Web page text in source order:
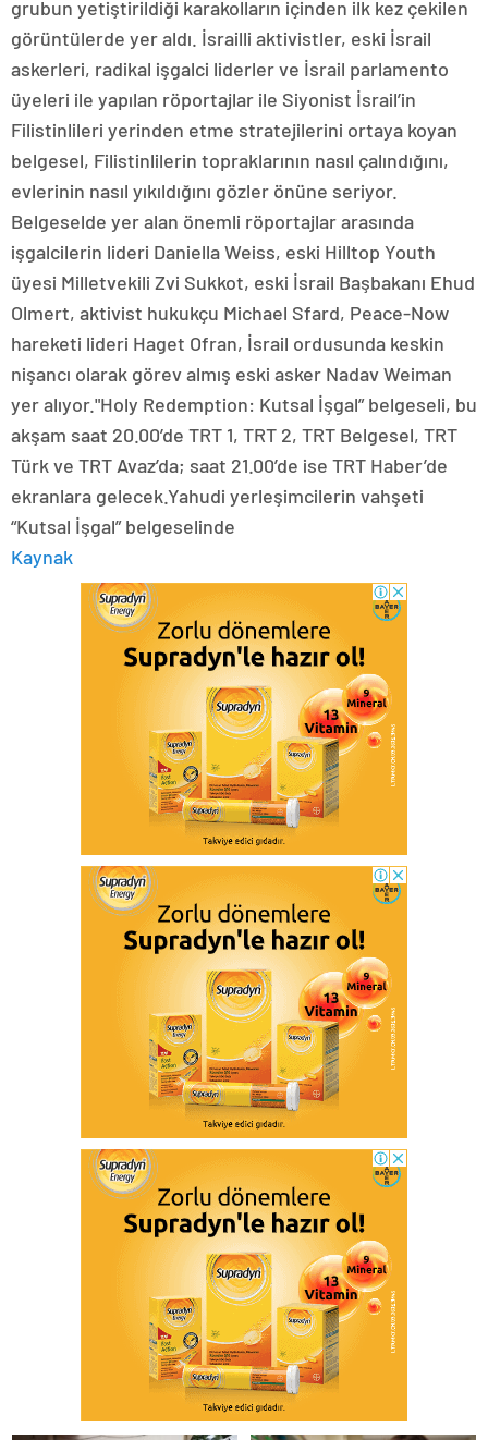
grubun yetiştirildiği karakolların içinden ilk kez çekilen
görüntülerde yer aldı. İsrailli aktivistler, eski İsrail
askerleri, radikal işgalci liderler ve İsrail parlamento
üyeleri ile yapılan röportajlar ile Siyonist İsrail’in
Filistinlileri yerinden etme stratejilerini ortaya koyan
belgesel, Filistinlilerin topraklarının nasıl çalındığını,
evlerinin nasıl yıkıldığını gözler önüne seriyor.
Belgeselde yer alan önemli röportajlar arasında
işgalcilerin lideri Daniella Weiss, eski Hilltop Youth
üyesi Milletvekili Zvi Sukkot, eski İsrail Başbakanı Ehud
Olmert, aktivist hukukçu Michael Sfard, Peace-Now
hareketi lideri Haget Ofran, İsrail ordusunda keskin
nişancı olarak görev almış eski asker Nadav Weiman
yer alıyor."Holy Redemption: Kutsal İşgal” belgeseli, bu
akşam saat 20.00’de TRT 1, TRT 2, TRT Belgesel, TRT
Türk ve TRT Avaz’da; saat 21.00’de ise TRT Haber’de
ekranlara gelecek.Yahudi yerleşimcilerin vahşeti
“Kutsal İşgal” belgeselinde
Kaynak